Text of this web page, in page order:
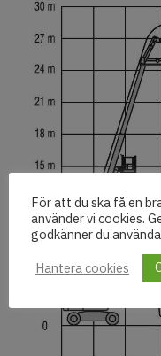
För att du ska få en
använder vi cookies.
godkänner du
Hantera cookies